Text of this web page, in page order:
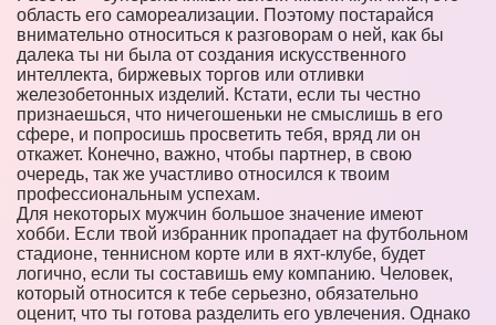
область его самореализации. Поэтому постарайся
внимательно относиться к разговорам о ней, как бы
далека ты ни была от создания искусственного
интеллекта, биржевых торгов или отливки
железобетонных изделий. Кстати, если ты честно
признаешься, что ничегошеньки не смыслишь в его
сфере, и попросишь просветить тебя, вряд ли он
откажет. Конечно, важно, чтобы партнер, в свою
очередь, так же участливо относился к твоим
профессиональным успехам.
Для некоторых мужчин большое значение имеют
хобби. Если твой избранник пропадает на футбольном
стадионе, теннисном корте или в яхт-клубе, будет
логично, если ты составишь ему компанию. Человек,
который относится к тебе серьезно, обязательно
оценит, что ты готова разделить его увлечения. Однако